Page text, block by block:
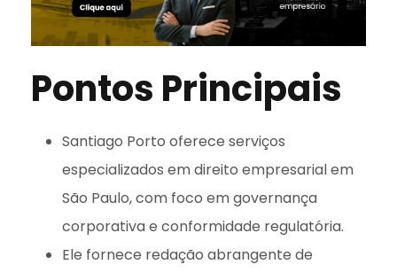
Pontos Principais
Santiago Porto oferece serviços
especializados em direito empresarial em
São Paulo, com foco em governança
corporativa e conformidade regulatória.
Ele fornece redação abrangente de